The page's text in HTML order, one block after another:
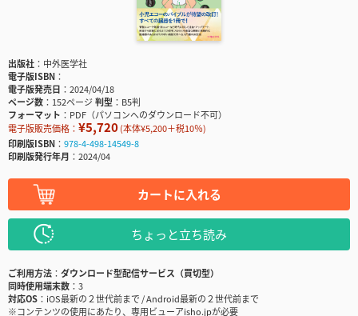
出版社
中外医学社
電子版ISBN
電子版発売日
2024/04/18
ページ数
152ページ判型
B5判
フォーマット
PDF（パソコンへのダウンロード不可）
電子版販売価格： ¥5,720(本体¥5,200＋税10％)
印刷版ISBN
978-4-498-14549-8
印刷版発行年月
2024/04
カートに入れる
ちょっと立ち読み
ご利用方法
ダウンロード型配信サービス（買切型）
同時使用端末数
3
対応OS
iOS最新の２世代前まで / Android最新の２世代前まで
※コンテンツの使用にあたり、専用ビューアisho.jpが必要